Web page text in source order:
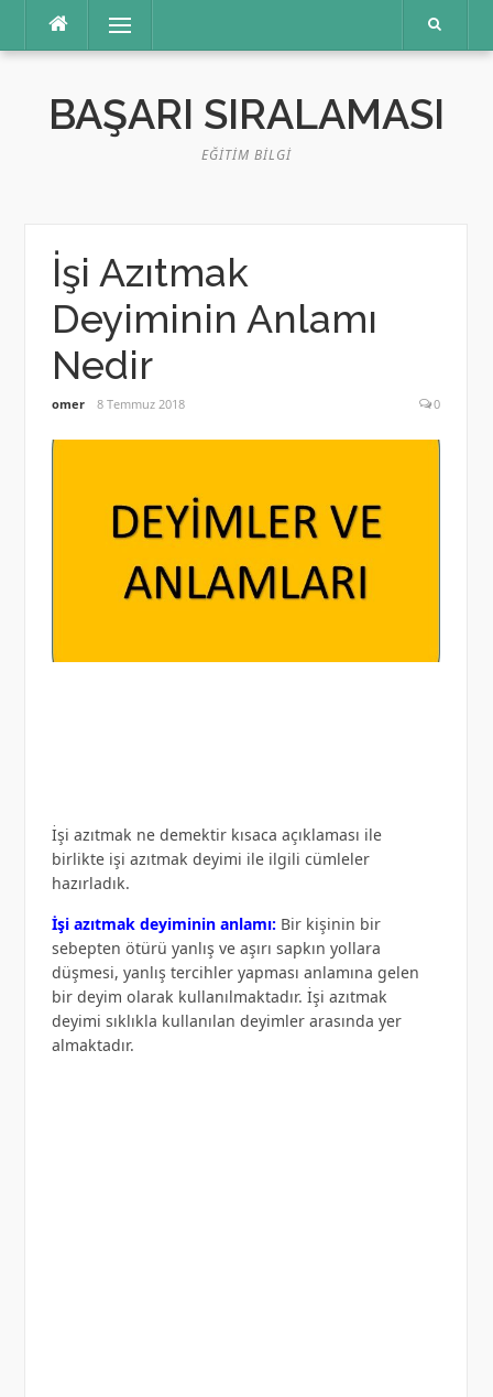
Menü
BAŞARI SIRALAMASI
EĞITIM BILGI
İşi Azıtmak
Deyiminin Anlamı
Nedir
omer 8 Temmuz 2018 0
İşi azıtmak ne demektir kısaca açıklaması ile
birlikte işi azıtmak deyimi ile ilgili cümleler
hazırladık.
İşi azıtmak deyiminin anlamı: Bir kişinin bir
sebepten ötürü yanlış ve aşırı sapkın yollara
düşmesi, yanlış tercihler yapması anlamına gelen
bir deyim olarak kullanılmaktadır. İşi azıtmak
deyimi sıklıkla kullanılan deyimler arasında yer
almaktadır.